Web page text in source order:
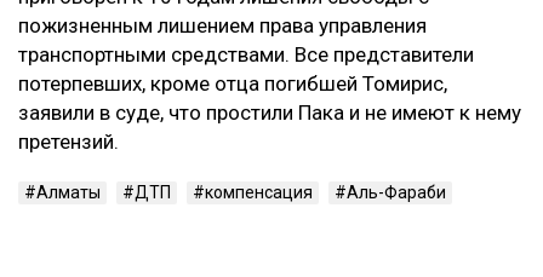
пожизненным лишением права управления
транспортными средствами. Все представители
потерпевших, кроме отца погибшей Томирис,
заявили в суде, что простили Пака и не имеют к нему
претензий.
Алматы ДТП компенсация Аль-Фараби